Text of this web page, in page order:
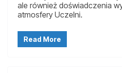
ale również doświadczenia
atmosfery Uczelni.
Read More